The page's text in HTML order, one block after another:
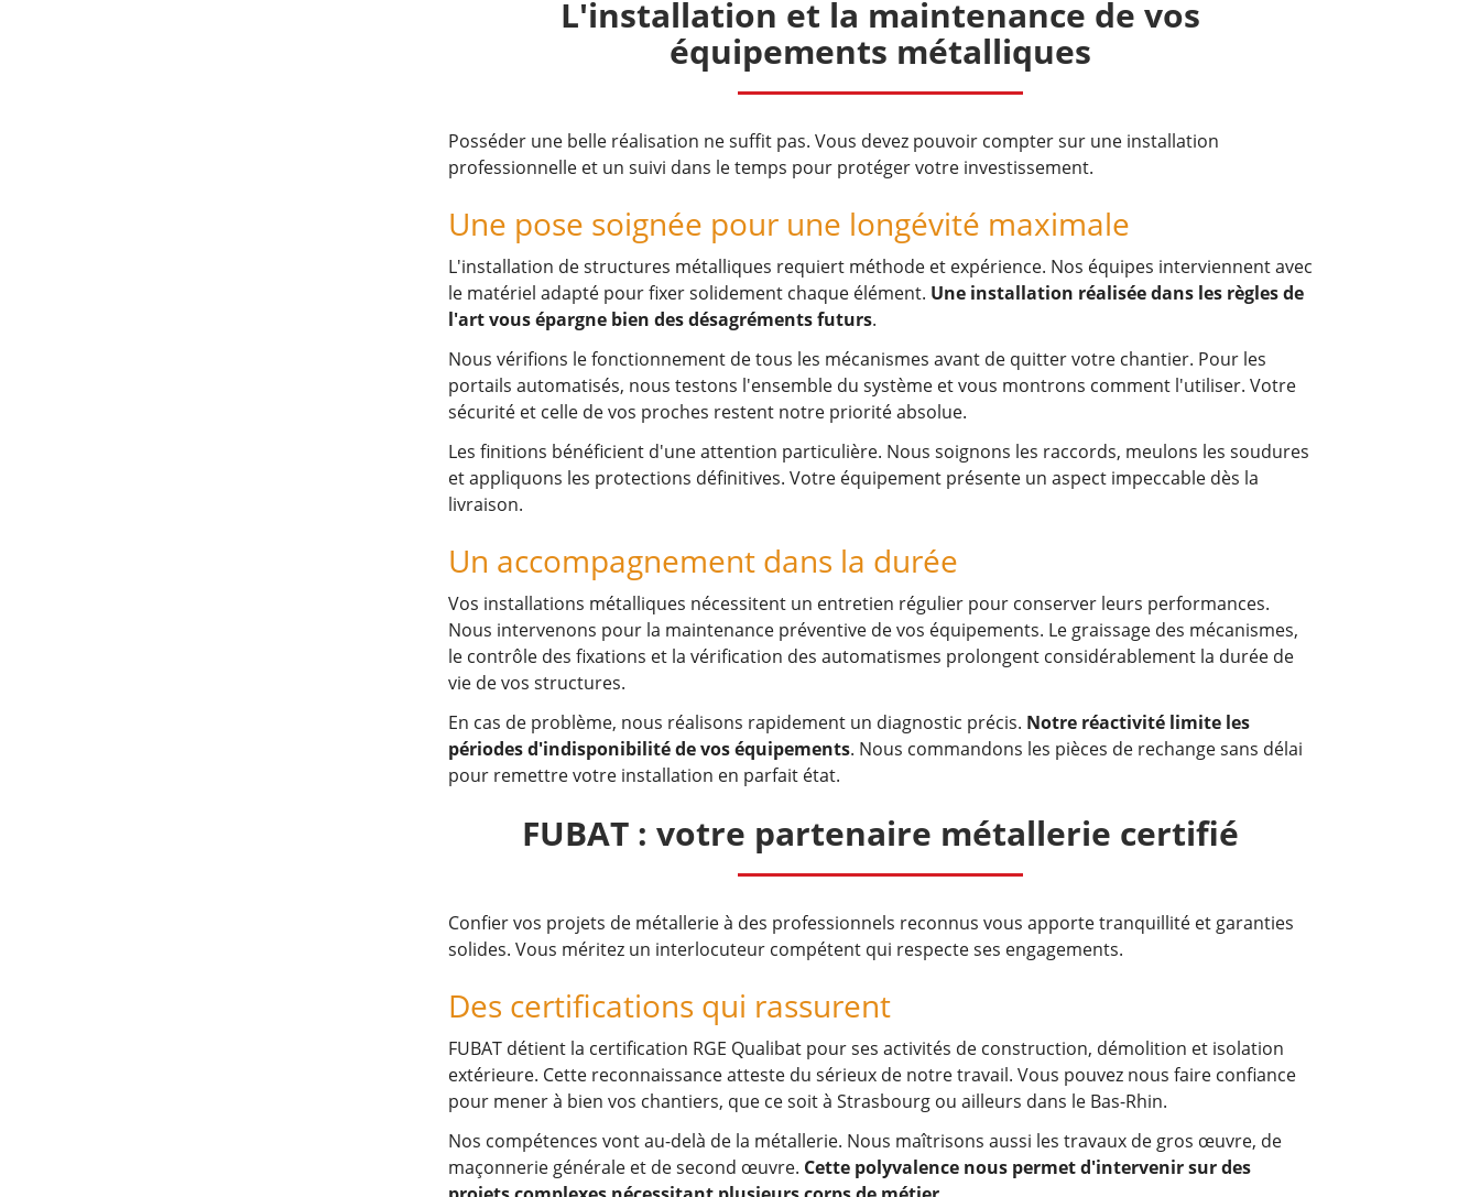
L'installation et la maintenance de vos
équipements métalliques
Posséder une belle réalisation ne suffit pas. Vous devez pouvoir compter sur une installation
professionnelle et un suivi dans le temps pour protéger votre investissement.
Une pose soignée pour une longévité maximale
L'installation de structures métalliques requiert méthode et expérience. Nos équipes interviennent avec
le matériel adapté pour fixer solidement chaque élément. Une installation réalisée dans les règles de
l'art vous épargne bien des désagréments futurs.
Nous vérifions le fonctionnement de tous les mécanismes avant de quitter votre chantier. Pour les
portails automatisés, nous testons l'ensemble du système et vous montrons comment l'utiliser. Votre
sécurité et celle de vos proches restent notre priorité absolue.
Les finitions bénéficient d'une attention particulière. Nous soignons les raccords, meulons les soudures
et appliquons les protections définitives. Votre équipement présente un aspect impeccable dès la
livraison.
Un accompagnement dans la durée
Vos installations métalliques nécessitent un entretien régulier pour conserver leurs performances.
Nous intervenons pour la maintenance préventive de vos équipements. Le graissage des mécanismes,
le contrôle des fixations et la vérification des automatismes prolongent considérablement la durée de
vie de vos structures.
En cas de problème, nous réalisons rapidement un diagnostic précis. Notre réactivité limite les
périodes d'indisponibilité de vos équipements. Nous commandons les pièces de rechange sans délai
pour remettre votre installation en parfait état.
FUBAT : votre partenaire métallerie certifié
Confier vos projets de métallerie à des professionnels reconnus vous apporte tranquillité et garanties
solides. Vous méritez un interlocuteur compétent qui respecte ses engagements.
Des certifications qui rassurent
FUBAT détient la certification RGE Qualibat pour ses activités de construction, démolition et isolation
extérieure. Cette reconnaissance atteste du sérieux de notre travail. Vous pouvez nous faire confiance
pour mener à bien vos chantiers, que ce soit à Strasbourg ou ailleurs dans le Bas-Rhin.
Nos compétences vont au-delà de la métallerie. Nous maîtrisons aussi les travaux de gros œuvre, de
maçonnerie générale et de second œuvre. Cette polyvalence nous permet d'intervenir sur des